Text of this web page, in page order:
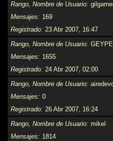
Rango, Nombre de Usuario
Mensajes
169
Registrado 23 Abr 2007, 16:47
Rango, Nombre de Usuario
Mensajes
1655
Registrado 24 Abr 2007, 02:00
Rango, Nombre de Usuario
Mensajes
0
Registrado 26 Abr 2007, 16:24
Rango, Nombre de Usuario mikel
Mensajes
1814